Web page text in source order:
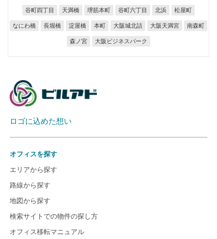
谷町四丁目 天満橋 堺筋本町 谷町六丁目 北浜 松屋町
なにわ橋 長堀橋 淀屋橋 本町 大阪城北詰 大阪天満宮 南森町
森ノ宮 大阪ビジネスパーク
ロゴに込めた想い
オフィスを探す
エリアから探す
路線から探す
地図から探す
検索サイトでの物件の探し方
オフィス移転マニュアル